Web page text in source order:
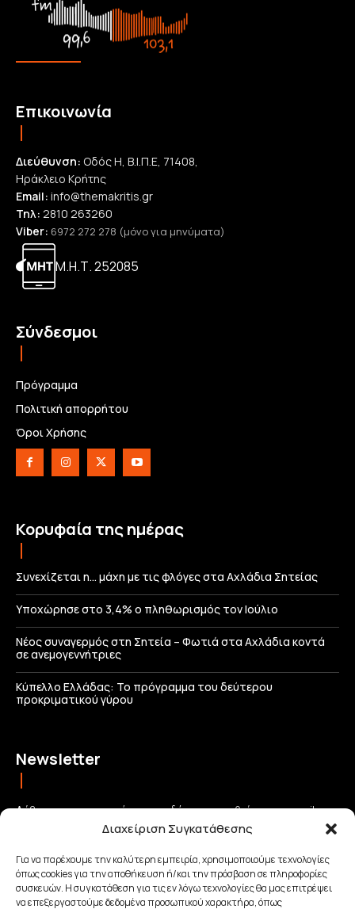
Διαχείριση Συγκατάθεσης
Για να παρέχουμε την καλύτερη εμπειρία, χρησιμοποιούμε τεχνολογίες
όπως cookies για την αποθήκευση ή/και την πρόσβαση σε πληροφορίες
συσκευών. Η συγκατάθεση για τις εν λόγω τεχνολογίες θα μας επιτρέψει
να επεξεργαστούμε δεδομένα προσωπικού χαρακτήρα, όπως
Επικοινωνία
Διεύθυνση: Οδός Η, Β.Ι.Π.Ε, 71408,
Ηράκλειο Κρήτης
Email: info@themakritis.gr
Τηλ: 2810 263260
Viber: 6972 272 278 (μόνο για μηνύματα)
Μ.Η.Τ. 252085
Σύνδεσμοι
Πρόγραμμα
Πολιτική απορρήτου
Όροι Χρήσης
Κορυφαία της ημέρας
Συνεχίζεται η… μάχη με τις φλόγες στα Αχλάδια Σητείας
Υποχώρησε στο 3,4% ο πληθωρισμός τον Ιούλιο
Νέος συναγερμός στη Σητεία – Φωτιά στα Αχλάδια κοντά
σε ανεμογεννήτριες
Κύπελλο Ελλάδας: Το πρόγραμμα του δεύτερου
προκριματικού γύρου
Newsletter
Λάβετε τις σημαντικότερες ειδήσεις απευθείας στο email σας
και μείνετε πάντα συνδεδεμένοι με την Κρήτη!
ΕΓΓΡΑΦΗ